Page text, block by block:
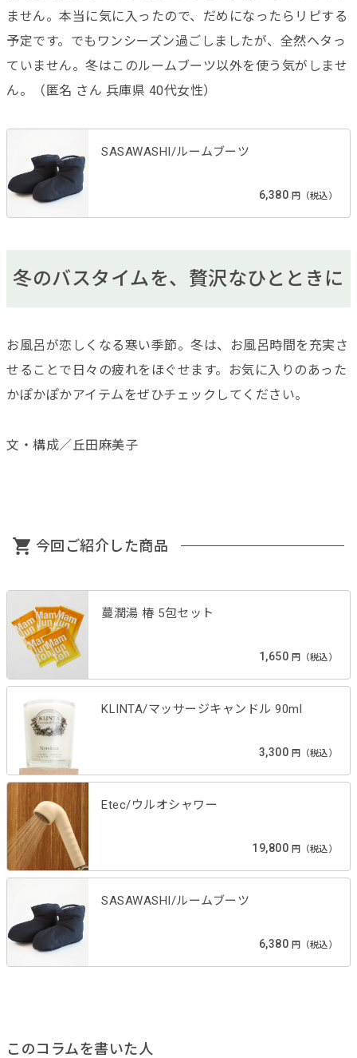
ません。本当に気に入ったので、だめになったらリピする
予定です。でもワンシーズン過ごしましたが、全然ヘタっ
ていません。冬はこのルームブーツ以外を使う気がしませ
ん。（匿名 さん 兵庫県 40代女性）
SASAWASHI/ルームブーツ
6,380 円（税込）
冬のバスタイムを、贅沢なひとときに
お風呂が恋しくなる寒い季節。冬は、お風呂時間を充実さ
せることで日々の疲れをほぐせます。お気に入りのあった
かぽかぽかアイテムをぜひチェックしてください。
文・構成／丘田麻美子
今回ご紹介した商品
蔓潤湯 椿 5包セット
1,650 円（税込）
KLINTA/マッサージキャンドル 90ml
3,300 円（税込）
Etec/ウルオシャワー
19,800 円（税込）
SASAWASHI/ルームブーツ
6,380 円（税込）
このコラムを書いた人